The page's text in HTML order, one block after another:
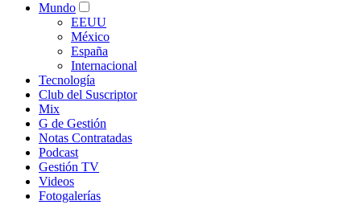
Mundo
EEUU
México
España
Internacional
Tecnología
Club del Suscriptor
Mix
G de Gestión
Notas Contratadas
Podcast
Gestión TV
Videos
Fotogalerías